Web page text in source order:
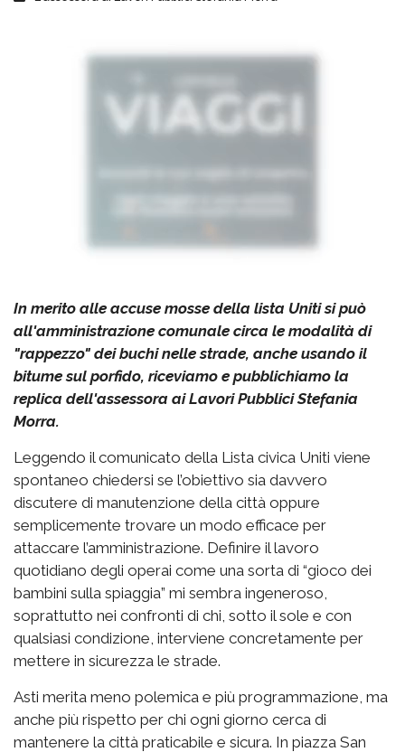
In merito alle accuse mosse della lista Uniti si può
all'amministrazione comunale circa le modalità di
"rappezzo" dei buchi nelle strade, anche usando il
bitume sul porfido, riceviamo e pubblichiamo la
replica dell'assessora ai Lavori Pubblici Stefania
Morra.
Leggendo il comunicato della Lista civica Uniti viene
spontaneo chiedersi se l’obiettivo sia davvero
discutere di manutenzione della città oppure
semplicemente trovare un modo efficace per
attaccare l’amministrazione. Definire il lavoro
quotidiano degli operai come una sorta di “gioco dei
bambini sulla spiaggia” mi sembra ingeneroso,
soprattutto nei confronti di chi, sotto il sole e con
qualsiasi condizione, interviene concretamente per
mettere in sicurezza le strade.
Asti merita meno polemica e più programmazione, ma
anche più rispetto per chi ogni giorno cerca di
mantenere la città praticabile e sicura. In piazza San